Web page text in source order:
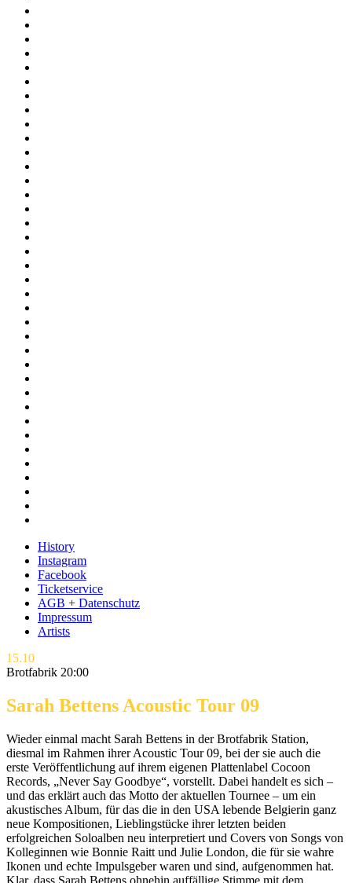
History
Instagram
Facebook
Ticketservice
AGB + Datenschutz
Impressum
Artists
15.10
Brotfabrik 20:00
Sarah Bettens Acoustic Tour 09
Wieder einmal macht Sarah Bettens in der Brotfabrik Station,
diesmal im Rahmen ihrer Acoustic Tour 09, bei der sie auch die
erste Veröffentlichung auf ihrem eigenen Plattenlabel Cocoon
Records, „Never Say Goodbye“, vorstellt. Dabei handelt es sich –
und das erklärt auch das Motto der aktuellen Tournee – um ein
akustisches Album, für das die in den USA lebende Belgierin ganz
neue Kompositionen, Lieblingstücke ihrer letzten beiden
erfolgreichen Soloalben neu interpretiert und Covers von Songs von
Kolleginnen wie Bonnie Raitt und Julie London, die für sie wahre
Ikonen und echte Impulsgeber waren und sind, aufgenommen hat.